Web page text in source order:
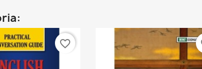
favorite_border